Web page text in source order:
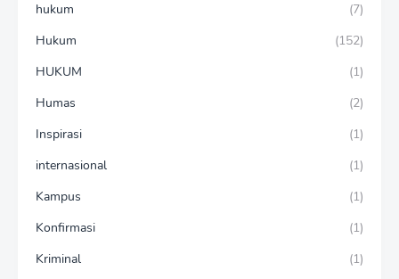
hukum
(7)
Hukum
(152)
HUKUM
(1)
Humas
(2)
Inspirasi
(1)
internasional
(1)
Kampus
(1)
Konfirmasi
(1)
Kriminal
(1)